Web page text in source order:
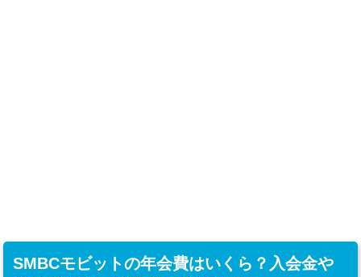
SMBCモビットの年会費はいくら？入会金や